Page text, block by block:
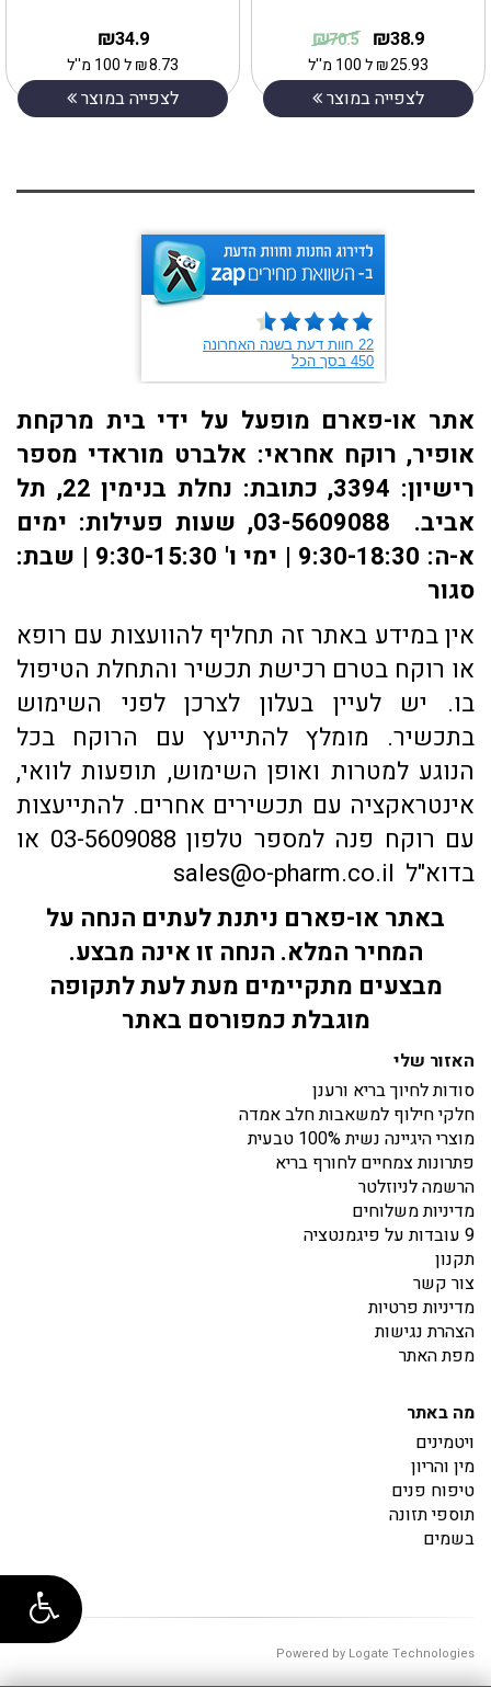
34.9
₪
8.73
₪ל 100 מ''ל
לצפייה במוצר
38.9
₪
70.5
₪
25.93
₪ל 100 מ''ל
לצפייה במוצר
אתר או-פארם מופעל על ידי בית מרקחת
אופיר, רוקח אחראי: אלברט מוראדי מספר
רישיון: 3394, כתובת: ​נחלת בנימין 22, תל
אביב. 03-5609088, שעות פעילות: ימים
א-ה: 9:30-18:30 | ימי ו' 9:30-15:30 | שבת:
סגור
אין במידע באתר זה תחליף להוועצות עם רופא
או רוקח בטרם רכישת תכשיר והתחלת הטיפול
בו. יש לעיין בעלון לצרכן לפני השימוש
בתכשיר. מומלץ להתייעץ עם הרוקח בכל
הנוגע למטרות ואופן השימוש, תופעות לוואי,
אינטראקציה עם תכשירים אחרים. להתייעצות
עם רוקח פנה למספר טלפון 03-5609088 או
בדוא"ל sales@o-pharm.co.il
באתר או-פארם ניתנת לעתים הנחה על
המחיר המלא. הנחה זו אינה מבצע.
מבצעים מתקיימים מעת לעת לתקופה
מוגבלת כמפורסם באתר
האזור שלי
סודות לחיוך בריא ורענן
חלקי חילוף למשאבות חלב אמדה
מוצרי היגיינה נשית 100% טבעית
פתרונות צמחיים לחורף בריא
הרשמה לניוזלטר
מדיניות משלוחים
9 עובדות על פיגמנטציה
תקנון
צור קשר
מדיניות פרטיות
הצהרת נגישות
מפת האתר
מה באתר
ויטמינים
מין והריון
טיפוח פנים
תוספי תזונה
בשמים
Powered by Logate Technologies